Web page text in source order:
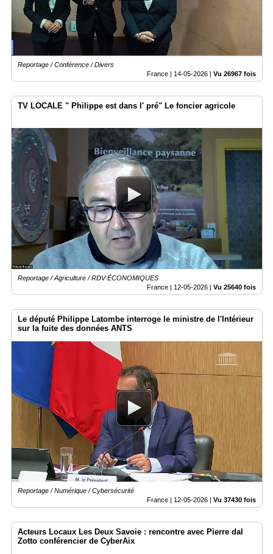
Reportage / Conférence / Divers
France | 14-05-2026 Vu 26967 fois
TV LOCALE " Philippe est dans l' pré" Le foncier agricole
Reportage / Agriculture / RDV ÉCONOMIQUES
France | 12-05-2026 | Vu 25640 fois
Le député Philippe Latombe interroge le ministre de l'Intérieur
sur la fuite des données ANTS
Reportage / Numérique / Cybersécurité
France | 12-05-2026 | Vu 37430 fois
Acteurs Locaux Les Deux Savoie : rencontre avec Pierre dal
Zotto conférencier de CyberAix